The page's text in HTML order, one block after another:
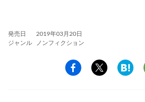
発売日
2019年03月20日
ジャンル
ノンフィクション